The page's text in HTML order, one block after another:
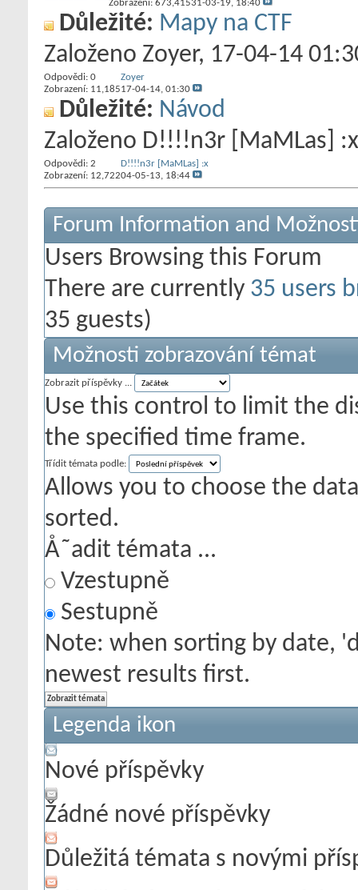
Zobrazení: 673,41531-03-19, 18:40
Důležité: Mapy na CTF
Založeno Zoyer‎, 17-04-14
Odpovědi: 0
Zobrazení: 11,185
Zoyer
17-04-14, 01:30
Důležité: Návod
Založeno D!!!!n3r [MaMLas] :x
Odpovědi: 2
Zobrazení: 12,722
D!!!!n3r [MaMLas] :x
04-05-13, 18:44
Forum Information and
Users Browsing this Forum
There are currently 35 users
35 guests)
Možnosti zobrazování témat
Zobrazit příspěvky ...
Use this control to limit the
the specified time frame.
Třídit témata podle:
Allows you to choose the
sorted.
Å˜adit témata ...
Vzestupně
Sestupně
Note: when sorting by date,
newest results first.
Legenda ikon
Nové příspěvky
Žádné nové příspěvky
Důležitá témata s novými